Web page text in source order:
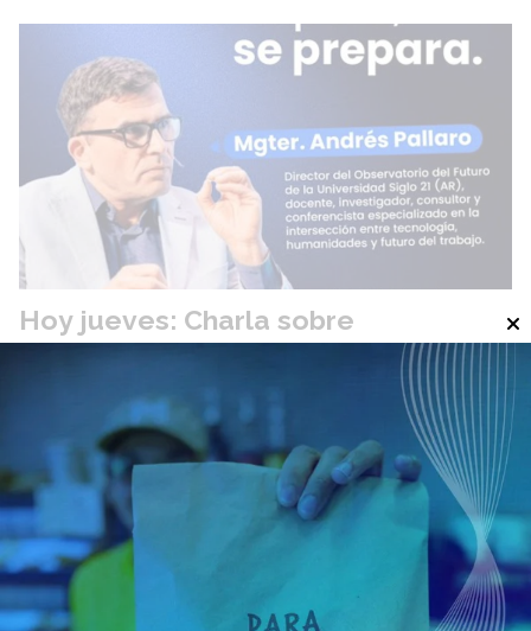
Hoy jueves: Charla sobre
Inteligencia Artificial
06 de agosto de 2026
El GOBIERNO DE SAN CARLOS CENTRO y el Centro de
Aprendizaje Universitario San Carlos Centro de la
UNIVERSIDAD SIGLO 21 invitan a la Charla sobre
INTELIGENCIA ARTIFICIAL que brindará el Magister Andrés
Pallaro, Director del Observatorio del Futuro de dicha casa de
estudios, docente, investigador, consultor y conferencista
especializado en la intersección entre tecnología,
humanidades y futuro del trabajo.